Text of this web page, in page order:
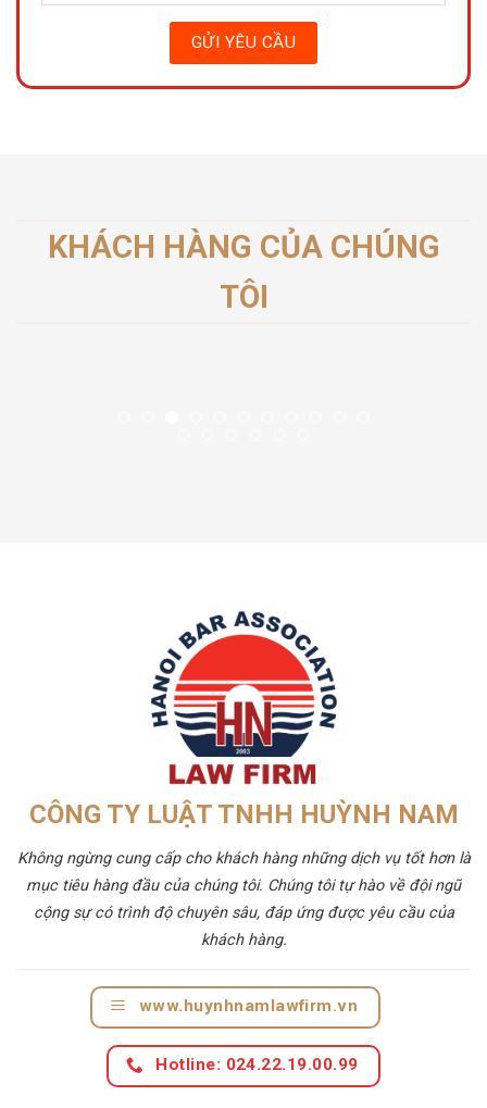
KHÁCH HÀNG CỦA CHÚNG
TÔI
CÔNG TY LUẬT TNHH HUỲNH NAM
Không ngừng cung cấp cho khách hàng những dịch vụ tốt hơn là
mục tiêu hàng đầu của chúng tôi. Chúng tôi tự hào về đội ngũ
cộng sự có trình độ chuyên sâu, đáp ứng được yêu cầu của
khách hàng.
www.huynhnamlawfirm.vn
Hotline: 024.22.19.00.99